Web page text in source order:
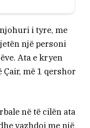
i tyre, me
një personi
Ata e kryen
më 1 qershor
në të cilën ata
vazhdoi me një